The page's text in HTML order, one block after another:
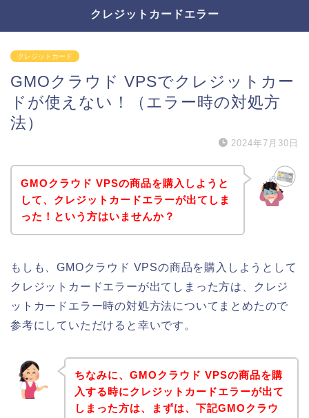
クレジットカードエラー
クレジットカード
GMOクラウド VPSでクレジットカー
ドが使えない！（エラー時の対処方
法）
2024年7月30日
GMOクラウド VPSの商品を購入しようと
して、クレジットカードエラーが出てしま
った！という方はいませんか？
もしも、GMOクラウド VPSの商品を購入しようとして
クレジットカードエラーが出てしまった方は、クレジ
ットカードエラー時の対処方法についてまとめたので
参考にしていただけると幸いです。
ちなみに、GMOクラウド VPSの商品を購
入する時にクレジットカードエラーが出て
しまった方は、まずは、下記GMOクラウ